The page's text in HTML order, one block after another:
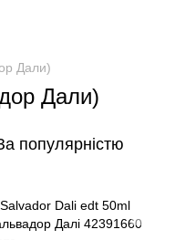
Дали)
Дали)
популярністю